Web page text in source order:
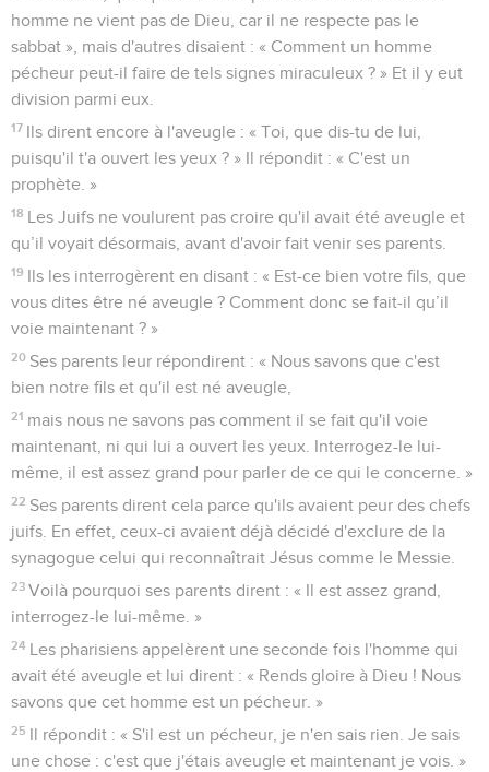
homme ne vient pas de Dieu, car il ne respecte pas le
sabbat », mais d'autres disaient : « Comment un homme
pécheur peut-il faire de tels signes miraculeux ? » Et il y eut
division parmi eux.
17
Ils dirent encore à l'aveugle : « Toi, que dis-tu de lui,
puisqu'il t'a ouvert les yeux ? » Il répondit : « C'est un
prophète. »
18
Les Juifs ne voulurent pas croire qu'il avait été aveugle et
qu’il voyait désormais, avant d'avoir fait venir ses parents.
19
Ils les interrogèrent en disant : « Est-ce bien votre fils, que
vous dites être né aveugle ? Comment donc se fait-il qu’il
voie maintenant ? »
20 Ses parents leur répondirent : « Nous savons que c'est
bien notre fils et qu'il est né aveugle,
21 mais nous ne savons pas comment il se fait qu'il voie
maintenant, ni qui lui a ouvert les yeux. Interrogez-le lui-
même, il est assez grand pour parler de ce qui le concerne. »
22 Ses parents dirent cela parce qu'ils avaient peur des chefs
juifs. En effet, ceux-ci avaient déjà décidé d'exclure de la
synagogue celui qui reconnaîtrait Jésus comme le Messie.
23 Voilà pourquoi ses parents dirent : « Il est assez grand,
interrogez-le lui-même. »
24
Les pharisiens appelèrent une seconde fois l'homme qui
avait été aveugle et lui dirent : « Rends gloire à Dieu ! Nous
savons que cet homme est un pécheur. »
25
Il répondit : « S'il est un pécheur, je n'en sais rien. Je sais
une chose : c'est que j'étais aveugle et maintenant je vois. »